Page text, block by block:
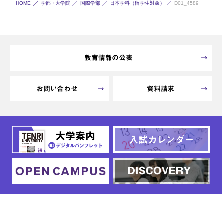
HOME 学部・大学院 国際学部 日本学科（留学生対象） D01_4589
教育情報の公表
お問い合わせ 資料請求